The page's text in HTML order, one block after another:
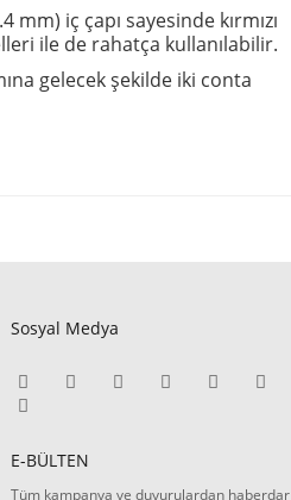
iç çapı sayesinde kırmızı
ile de rahatça kullanılabilir.
gelecek şekilde iki conta
Sosyal Medya
E-BÜLTEN
Tüm kampanya ve duyurulardan haberdar